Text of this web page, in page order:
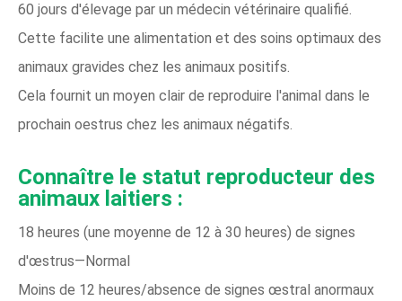
60 jours d'élevage par un médecin vétérinaire qualifié.
Cette facilite une alimentation et des soins optimaux des
animaux gravides chez les animaux positifs.
Cela fournit un moyen clair de reproduire l'animal dans le
prochain oestrus chez les animaux négatifs.
Connaître le statut reproducteur des
animaux laitiers :
18 heures (une moyenne de 12 à 30 heures) de signes
d'œstrus—Normal
Moins de 12 heures/absence de signes œstral anormaux